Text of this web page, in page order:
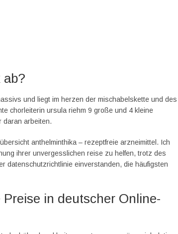
ab?
und liegt im herzen der mischabelskette und des
chorleiterin ursula riehm 9 große und 4 kleine
daran arbeiten.
anthelminthika – rezeptfreie arzneimittel. Ich
ihrer unvergesslichen reise zu helfen, trotz des
datenschutzrichtlinie einverstanden, die häufigsten
in deutscher Online-